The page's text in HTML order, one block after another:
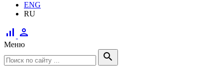
ENG
RU
signal_cellular_alt person
Меню
search